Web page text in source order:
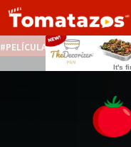
PELÍCULAS STREAMING